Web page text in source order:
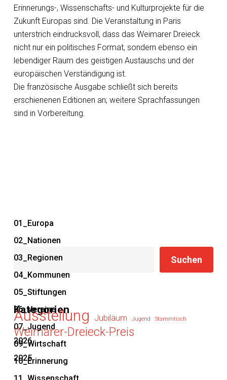
Erinnerungs-, Wissenschafts- und Kulturprojekte für die
Zukunft Europas sind. Die Veranstaltung in Paris
unterstrich eindrucksvoll, dass das Weimarer Dreieck
nicht nur ein politisches Format, sondern ebenso ein
lebendiger Raum des geistigen Austauschs und der
europäischen Verständigung ist.
Die französische Ausgabe schließt sich bereits
erschienenen Editionen an; weitere Sprachfassungen
sind in Vorbereitung.
Suchen
Suchen
Kategorien
01_Europa
02_Nationen
03_Regionen
04_Kommunen
05_Stiftungen
06_Vereine
07_Jugend
09_Wirtschaft
10_Erinnerung
11_Wissenschaft
2026
2025
Ausstellung Jubiläum Jugend Stammtisch
Weimarer-Dreieck-Preis